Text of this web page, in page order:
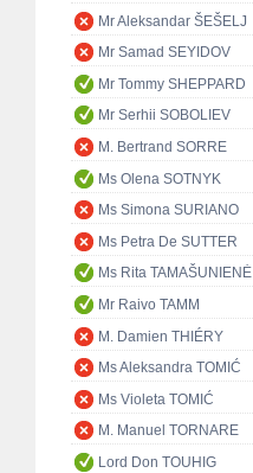
Mr Aleksandar ŠEŠELJ
Mr Samad SEYIDOV
Mr Tommy SHEPPARD
Mr Serhii SOBOLIEV
M. Bertrand SORRE
Ms Olena SOTNYK
Ms Simona SURIANO
Ms Petra De SUTTER
Ms Rita TAMAŠUNIENĖ
Mr Raivo TAMM
M. Damien THIÉRY
Ms Aleksandra TOMIĆ
Ms Violeta TOMIĆ
M. Manuel TORNARE
Lord Don TOUHIG